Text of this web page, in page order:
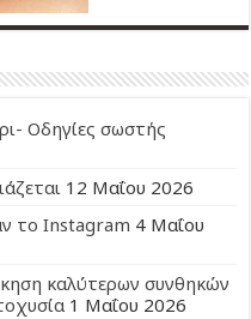
Οδηγίες σωστής
12 Μαΐου 2026
το Instagram 4 Μαΐου
καλύτερων συνθηκών
1 Μαΐου 2026